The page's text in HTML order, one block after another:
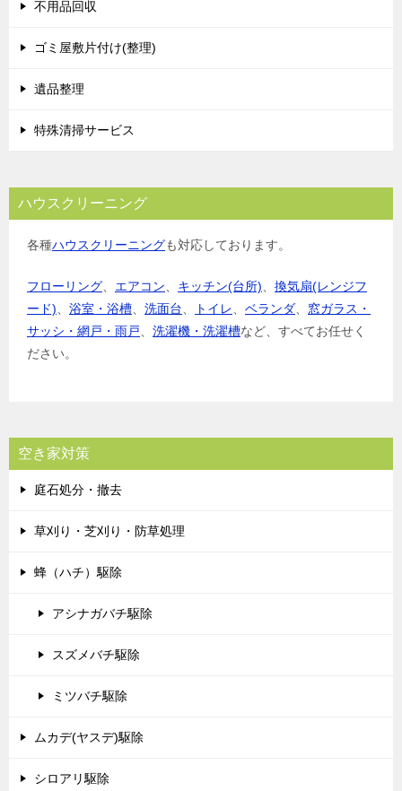
不用品回収
ゴミ屋敷片付け(整理)
遺品整理
特殊清掃サービス
ハウスクリーニング
各種ハウスクリーニングも対応しております。
フローリング エアコン キッチン(台所)
換気扇(レンジフ
ード)
浴室・浴槽 洗面台 トイレ ベランダ
窓ガラス・
サッシ・網戸・雨戸
洗濯機・洗濯槽など、すべてお任せく
ださい。
空き家対策
庭石処分・撤去
草刈り・芝刈り・防草処理
蜂（ハチ）駆除
アシナガバチ駆除
スズメバチ駆除
ミツバチ駆除
ムカデ(ヤスデ)駆除
シロアリ駆除